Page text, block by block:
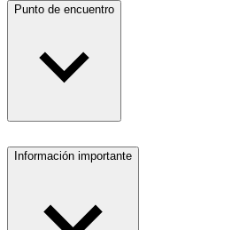
Punto de encuentro
Información importante